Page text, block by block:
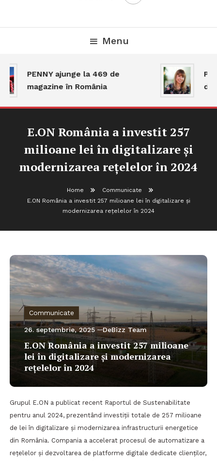
Menu
PENNY ajunge la 469 de
magazine în România
E.ON România a investit 257
milioane lei în digitalizare și
modernizarea rețelelor în 2024
Home
Communicate
E.ON România a investit 257 milioane lei în digitalizare și
modernizarea rețelelor în 2024
Communicate
26. septembrie, 2025 DeBizz Team
E.ON România a investit 257 milioane
lei în digitalizare și modernizarea
rețelelor în 2024
Grupul E.ON a publicat recent Raportul de Sustenabilitate
pentru anul 2024, prezentând investiții totale de 257 milioane
de lei în digitalizare și modernizarea infrastructurii energetice
din România. Compania a accelerat procesul de automatizare a
rețelelor și dezvoltarea de platforme digitale dedicate clienților,